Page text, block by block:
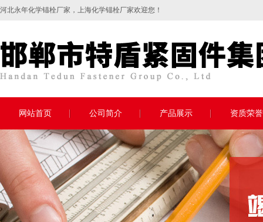
河北永年化学锚栓厂家，上海化学锚栓厂家欢迎您！
网站首页 公司简介 产品展示 资质荣誉